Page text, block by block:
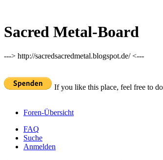
Sacred Metal-Board
---> http://sacredsacredmetal.blogspot.de/ <---
If you like this place, feel free to
Foren-Übersicht
FAQ
Suche
Anmelden